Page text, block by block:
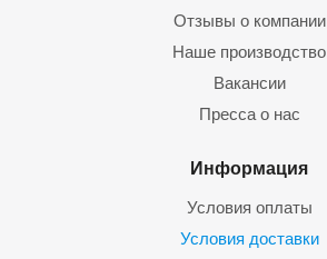
Отзывы о компании
Наше производство
Вакансии
Пресса о нас
Информация
Условия оплаты
Условия доставки